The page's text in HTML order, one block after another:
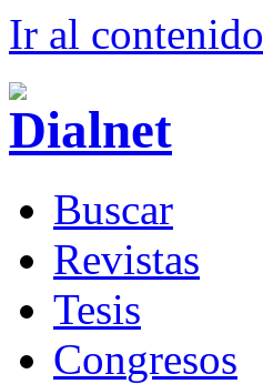
Ir al contenido
Buscar
Revistas
Tesis
Congresos